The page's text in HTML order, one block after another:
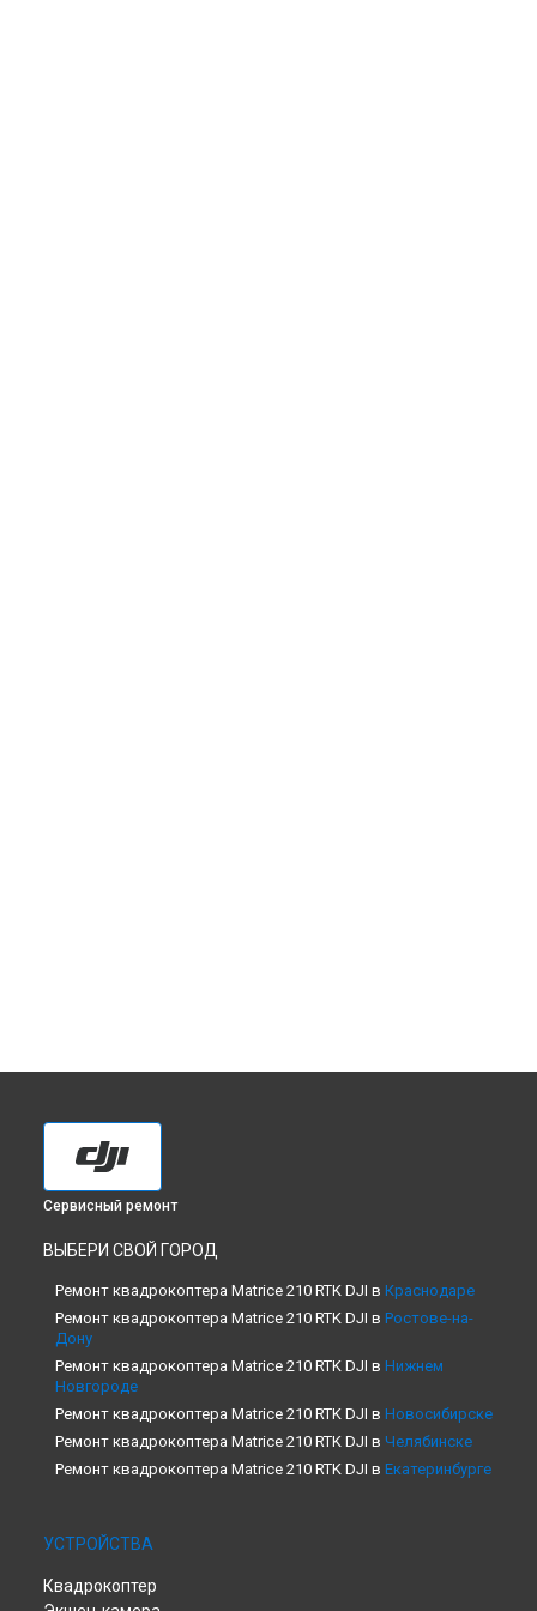
Сервисный ремонт
ВЫБЕРИ СВОЙ ГОРОД
Ремонт квадрокоптера Matrice 210 RTK DJI в Краснодаре
Ремонт квадрокоптера Matrice 210 RTK DJI в Ростове-на-
Дону
Ремонт квадрокоптера Matrice 210 RTK DJI в Нижнем
Новгороде
Ремонт квадрокоптера Matrice 210 RTK DJI в Новосибирске
Ремонт квадрокоптера Matrice 210 RTK DJI в Челябинске
Ремонт квадрокоптера Matrice 210 RTK DJI в Екатеринбурге
Ремонт квадрокоптера Matrice 210 RTK DJI в
Ремонт квадрокоптера Matrice 210 RTK DJI в
Ремонт квадрокоптера Matrice 210 RTK DJI в
УСТРОЙСТВА
Квадрокоптер